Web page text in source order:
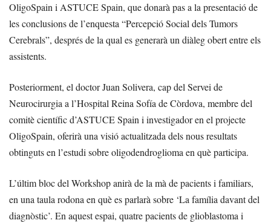
OligoSpain i ASTUCE Spain, que donarà pas a la presentació de
les conclusions de l’enquesta “Percepció Social dels Tumors
Cerebrals”, després de la qual es generarà un diàleg obert entre els
assistents.
Posteriorment, el doctor Juan Solivera, cap del Servei de
Neurocirurgia a l’Hospital Reina Sofía de Còrdova, membre del
comitè científic d’ASTUCE Spain i investigador en el projecte
OligoSpain, oferirà una visió actualitzada dels nous resultats
obtinguts en l’estudi sobre oligodendroglioma en què participa.
L’últim bloc del Workshop anirà de la mà de pacients i familiars,
en una taula rodona en què es parlarà sobre ‘La família davant del
diagnòstic’. En aquest espai, quatre pacients de glioblastoma i